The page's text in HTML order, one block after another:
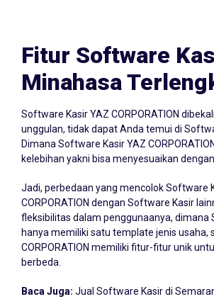
Fitur Software
Minahasa
Software Kasir YAZ CORPORATION
unggulan, tidak dapat Anda temui di
Dimana Software Kasir YAZ
kelebihan yakni bisa menyesuaikan
Jadi, perbedaan yang mencolok Software
CORPORATION dengan Software Kasir
fleksibilitas dalam penggunaanya, dimana
hanya memiliki satu template jenis usaha,
CORPORATION memiliki fitur-fitur unik
berbeda.
Baca Juga: Jual Software Kasir di